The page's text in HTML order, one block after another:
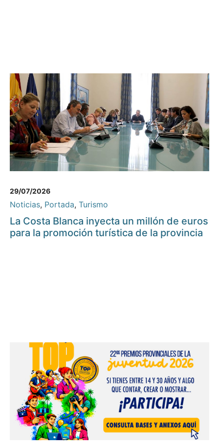
29/07/2026
Noticias, Portada, Turismo
La Costa Blanca inyecta un millón de euros
para la promoción turística de la provincia